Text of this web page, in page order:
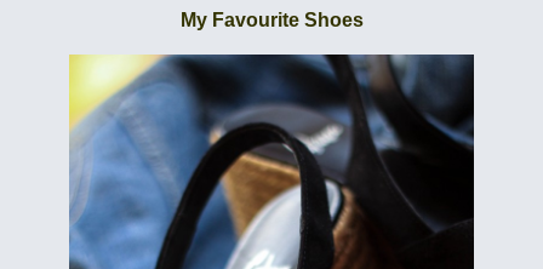
My Favourite Shoes